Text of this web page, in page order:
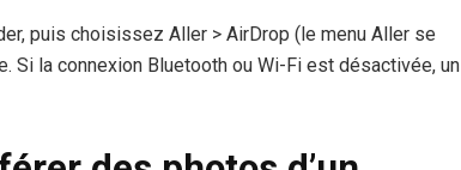
puis choisissez Aller > AirDrop (le menu Aller se
Si la connexion Bluetooth ou Wi-Fi est désactivée, un